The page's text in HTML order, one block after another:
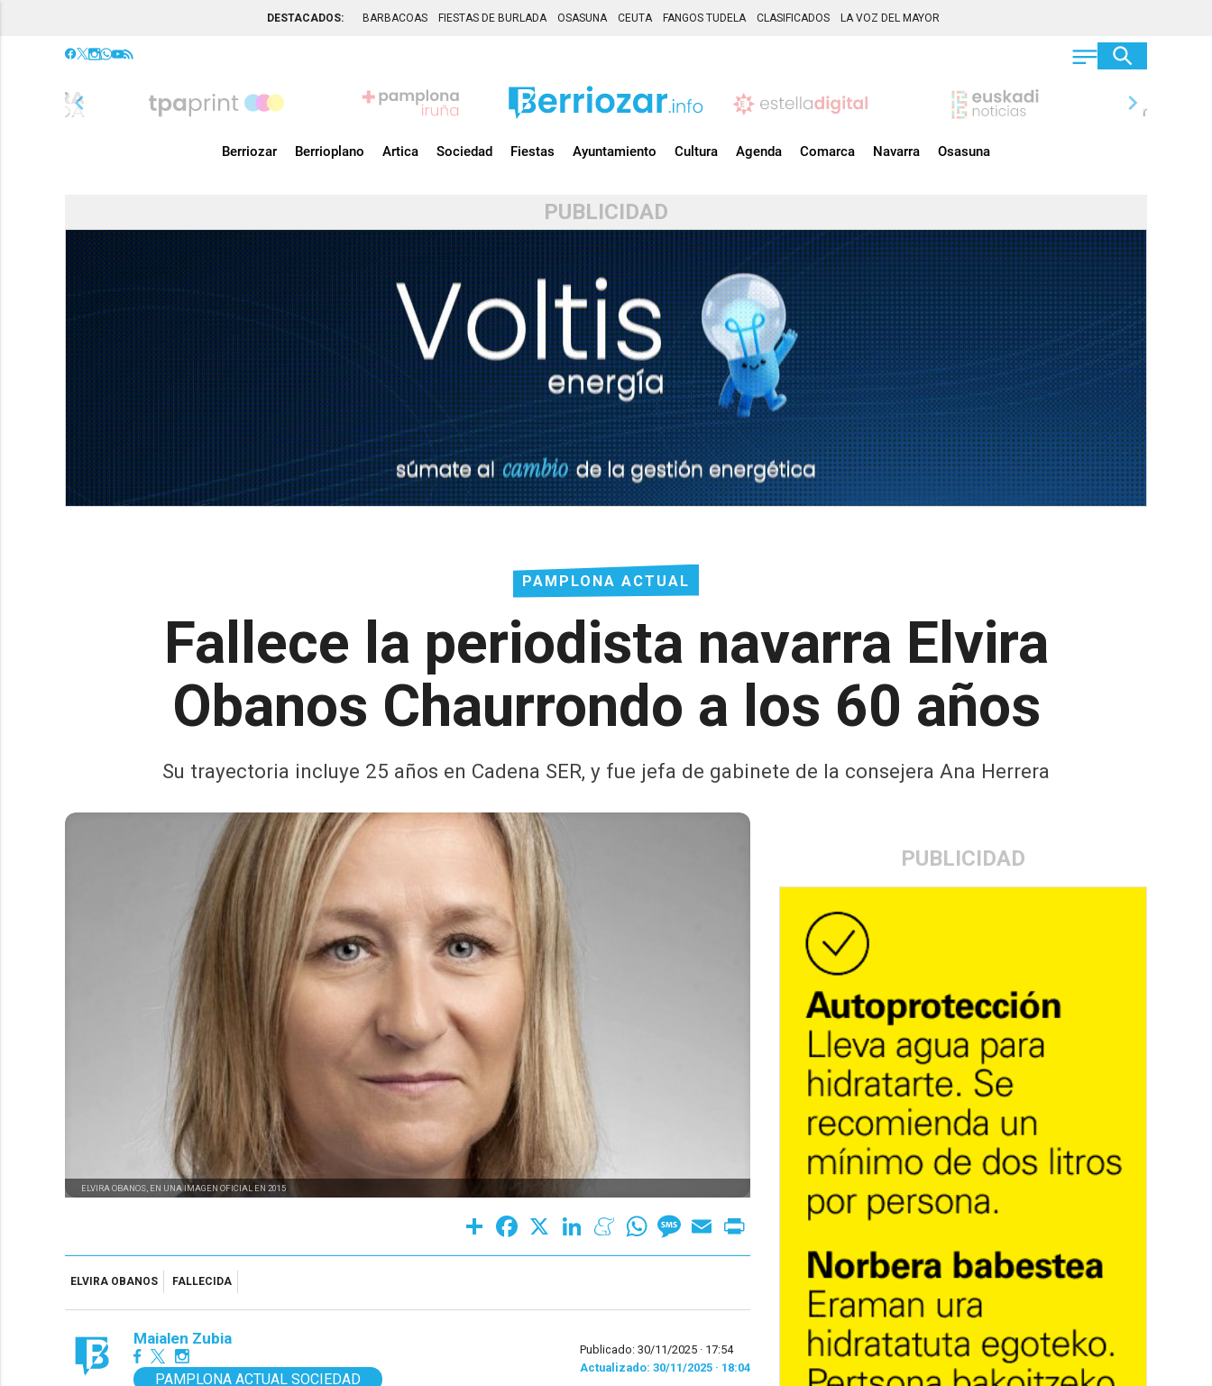
DESTACADOS: BARBACOAS FIESTAS DE BURLADA OSASUNA CEUTA FANGOS TUDELA CLASIFICADOS LA VOZ DEL MAYOR
chevron_left chevron_right
Berriozar Berrioplano Artica Sociedad Fiestas Ayuntamiento Cultura Agenda Comarca Navarra Osasuna
PUBLICIDAD
PAMPLONA ACTUAL
Fallece la periodista navarra Elvira
Obanos Chaurrondo a los 60 años
Su trayectoria incluye 25 años en Cadena SER, y fue jefa de gabinete de la consejera Ana Herrera
PUBLICIDAD
ELVIRA OBANOS, EN UNA IMAGEN OFICIAL EN 2015
Share Facebook LinkedInMeneameWhatsAppMessage
Email
ELVIRA OBANOS FALLECIDA
Maialen Zubia
PAMPLONA ACTUAL SOCIEDAD
Publicado: 30/11/2025 · 17:54
Actualizado: 30/11/2025 · 18:04